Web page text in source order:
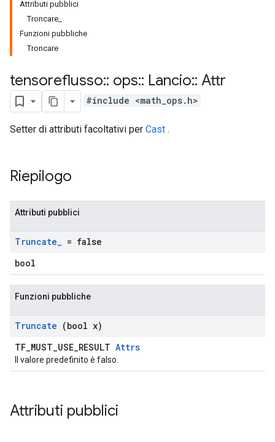
Attributi pubblici
Troncare_
Funzioni pubbliche
Troncare
tensoreflusso:: ops:: Lancio:: Attr
#include <math_ops.h>
Setter di attributi facoltativi per Cast .
Riepilogo
Attributi pubblici
Truncate_ = false
bool
Funzioni pubbliche
Truncate (bool x)
TF_MUST_USE_RESULT Attrs
Il valore predefinito è falso.
Attributi pubblici